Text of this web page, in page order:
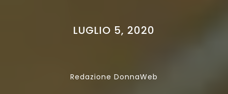
LUGLIO 5, 2020
Redazione DonnaWeb